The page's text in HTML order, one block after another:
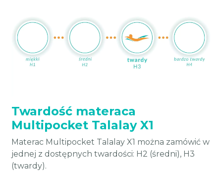
Twardość materaca
Multipocket Talalay X1
Materac Multipocket Talalay X1 można zamówić w
jednej z dostępnych twardości: H2 (średni), H3
(twardy).